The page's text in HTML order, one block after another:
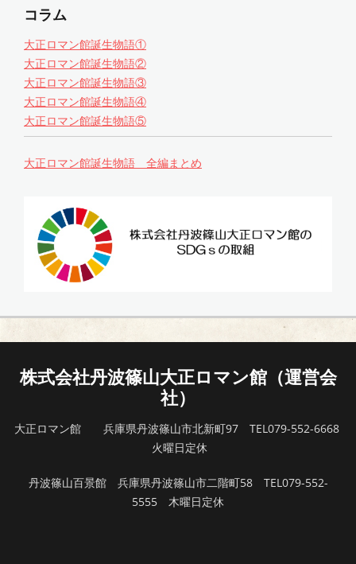
コラム
大正ロマン館誕生物語①
大正ロマン館誕生物語②
大正ロマン館誕生物語③
大正ロマン館誕生物語④
大正ロマン館誕生物語⑤
大正ロマン館誕生物語 全編まとめ
株式会社丹波篠山大正ロマン館（運営会
社）
大正ロマン館 兵庫県丹波篠山市北新町97 TEL079-552-6668
火曜日定休
丹波篠山百景館 兵庫県丹波篠山市二階町58 TEL079-552-
5555 木曜日定休